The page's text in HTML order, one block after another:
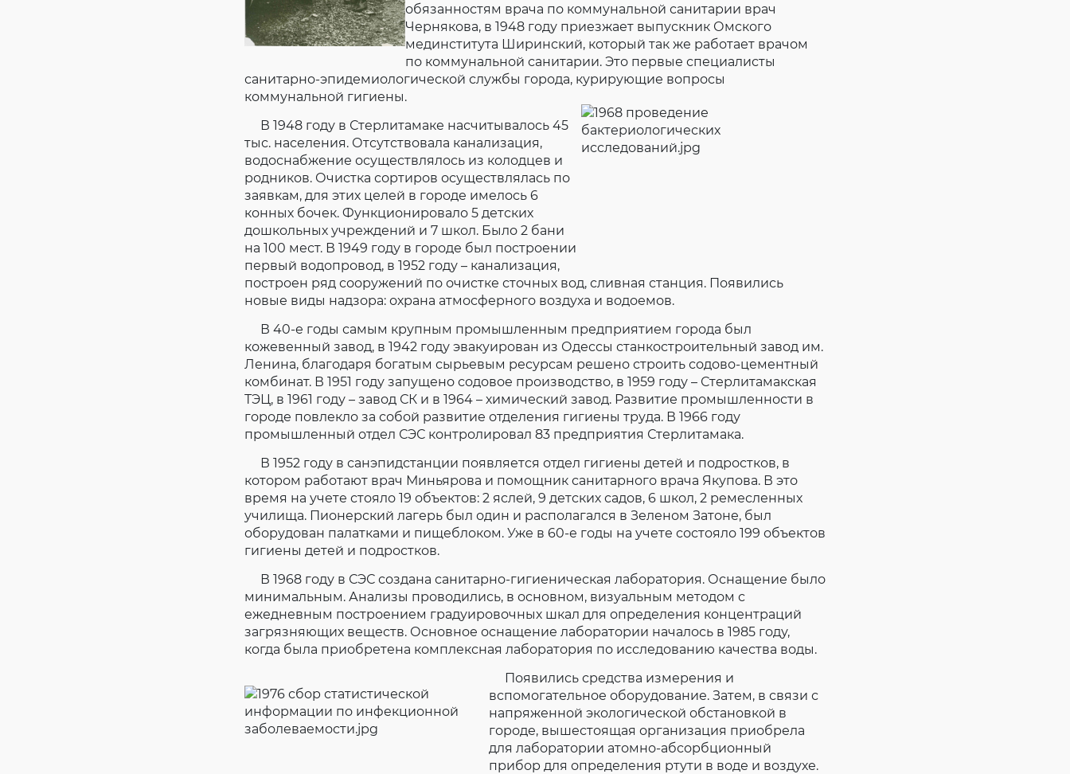
обязанностям врача по коммунальной санитарии врач
Чернякова, в 1948 году приезжает выпускник Омского
мединститута Ширинский, который так же работает врачом
по коммунальной санитарии. Это первые специалисты
санитарно-эпидемиологической службы города, курирующие вопросы
коммунальной гигиены.
В 1948 году в Стерлитамаке насчитывалось 45
тыс. населения. Отсутствовала канализация,
водоснабжение осуществлялось из колодцев и
родников. Очистка сортиров осуществлялась по
заявкам, для этих целей в городе имелось 6
конных бочек. Функционировало 5 детских
дошкольных учреждений и 7 школ. Было 2 бани
на 100 мест. В 1949 году в городе был построении
первый водопровод, в 1952 году – канализация,
построен ряд сооружений по очистке сточных вод, сливная станция. Появились
новые виды надзора: охрана атмосферного воздуха и водоемов.
В 40-е годы самым крупным промышленным предприятием города был
кожевенный завод, в 1942 году эвакуирован из Одессы станкостроительный завод им.
Ленина, благодаря богатым сырьевым ресурсам решено строить содово-цементный
комбинат. В 1951 году запущено содовое производство, в 1959 году – Стерлитамакская
ТЭЦ, в 1961 году – завод СК и в 1964 – химический завод. Развитие промышленности в
городе повлекло за собой развитие отделения гигиены труда. В 1966 году
промышленный отдел СЭС контролировал 83 предприятия Стерлитамака.
В 1952 году в санэпидстанции появляется отдел гигиены детей и подростков, в
котором работают врач Миньярова и помощник санитарного врача Якупова. В это
время на учете стояло 19 объектов: 2 яслей, 9 детских садов, 6 школ, 2 ремесленных
училища. Пионерский лагерь был один и располагался в Зеленом Затоне, был
оборудован палатками и пищеблоком. Уже в 60-е годы на учете состояло 199 объектов
гигиены детей и подростков.
В 1968 году в СЭС создана санитарно-гигиеническая лаборатория. Оснащение было
минимальным. Анализы проводились, в основном, визуальным методом с
ежедневным построением градуировочных шкал для определения концентраций
загрязняющих веществ. Основное оснащение лаборатории началось в 1985 году,
когда была приобретена комплексная лаборатория по исследованию качества воды.
Появились средства измерения и
вспомогательное оборудование. Затем, в связи с
напряженной экологической обстановкой в
городе, вышестоящая организация приобрела
для лаборатории атомно-абсорбционный
прибор для определения ртути в воде и воздухе.